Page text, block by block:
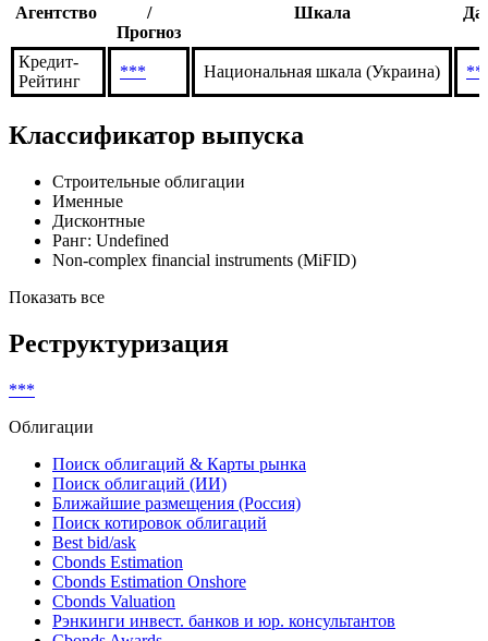
Показывать отозванные рейтинги
Рейтинги эмиссии
Агентство
Рейтинг
Кредит-
*** Национальная шкала (Украина)
Классификатор выпуска
Строительные облигации
Именные
Дисконтные
Реструктуризация
Облигации
Поиск облигаций & Карты рынка
Поиск облигаций (ИИ)
Ближайшие размещения (Россия)
Поиск котировок облигаций
Best bid/ask
Cbonds Estimation